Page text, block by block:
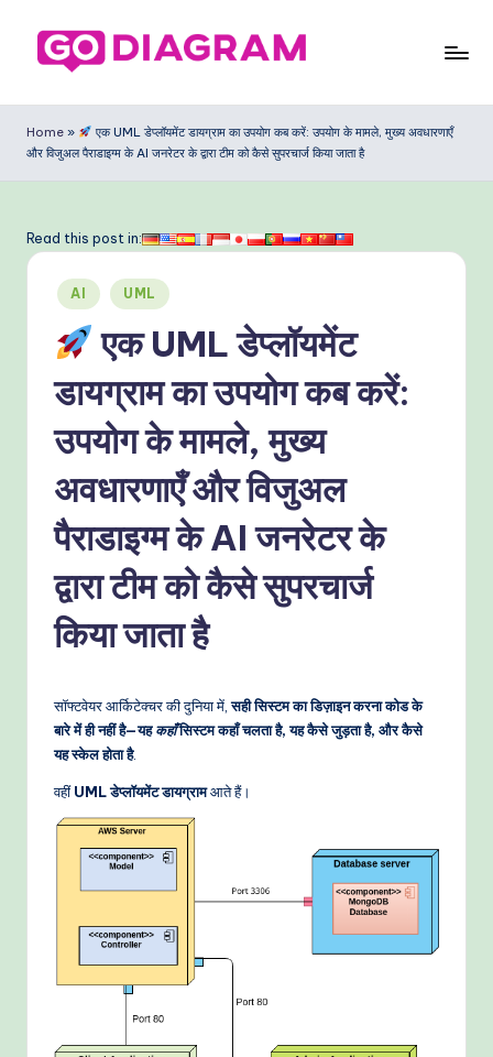
o
D
g
ra
m
In
di
P
A
W
w
Home »
एक UML डेप्लॉयमेंट डायग्राम का उपयोग कब करें: उपयोग के मामले, मुख्य अवधारणाएँ
और विजुअल पैराडाइग्म के AI जनरेटर के द्वारा टीम को कैसे सुपरचार्ज किया जाता है
Read this post in:
Posted
in
AI UML
एक UML डेप्लॉयमेंट
डायग्राम का उपयोग कब करें:
उपयोग के मामले, मुख्य
अवधारणाएँ और विजुअल
पैराडाइग्म के AI जनरेटर के
द्वारा टीम को कैसे सुपरचार्ज
किया जाता है
सॉफ्टवेयर आर्किटेक्चर की दुनिया में,सही सिस्टम का डिज़ाइन करना कोड के
बारे में ही नहीं है—यहकहाँसिस्टम कहाँ चलता है, यह कैसे जुड़ता है, और कैसे
यह स्केल होता है.
वहींUML डेप्लॉयमेंट डायग्रामआते हैं।